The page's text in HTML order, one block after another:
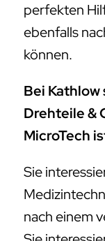
perfekten
ebenfalls
können.
Bei
Drehteile &
MicroTech
Sie
nach einem